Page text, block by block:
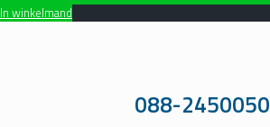
In winkelmand
088-2450050